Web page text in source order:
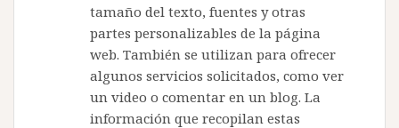
tamaño del texto, fuentes y otras
partes personalizables de la página
web. También se utilizan para ofrecer
algunos servicios solicitados, como ver
un video o comentar en un blog. La
información que recopilan estas